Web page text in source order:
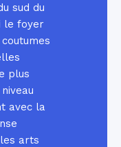
sud du
le foyer
plus
avec la
arts